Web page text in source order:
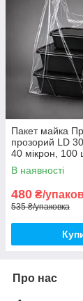
Пакет майка
прозорий LD
40 мікрон, 100
В наявності
480 ₴/
535 ₴/упаковка
Про нас